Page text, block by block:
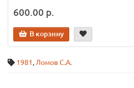
600.00 р.
В корзину
1981, Ломов С.А.